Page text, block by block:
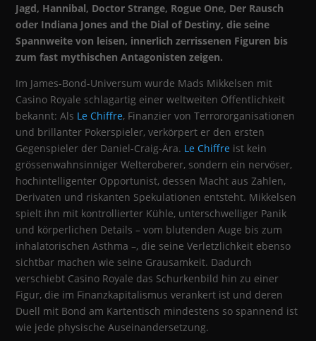
Jagd, Hannibal, Doctor Strange, Rogue One, Der Rausch
oder Indiana Jones and the Dial of Destiny, die seine
Spannweite von leisen, innerlich zerrissenen Figuren bis
zum fast mythischen Antagonisten zeigen.
Im James-Bond-Universum wurde Mads Mikkelsen mit
Casino Royale schlagartig einer weltweiten Öffentlichkeit
bekannt: Als Le Chiffre, Finanzier von Terrororganisationen
und brillanter Pokerspieler, verkörpert er den ersten
Gegenspieler der Daniel-Craig-Ära. Le Chiffre ist kein
grössenwahnsinniger Welteroberer, sondern ein nervöser,
hochintelligenter Opportunist, dessen Macht aus Zahlen,
Derivaten und riskanten Spekulationen entsteht. Mikkelsen
spielt ihn mit kontrollierter Kühle, unterschwelliger Panik
und körperlichen Details – vom blutenden Auge bis zum
inhalatorischen Asthma –, die seine Verletzlichkeit ebenso
sichtbar machen wie seine Grausamkeit. Dadurch
verschiebt Casino Royale das Schurkenbild hin zu einer
Figur, die im Finanzkapitalismus verankert ist und deren
Duell mit Bond am Kartentisch mindestens so spannend ist
wie jede physische Auseinandersetzung.